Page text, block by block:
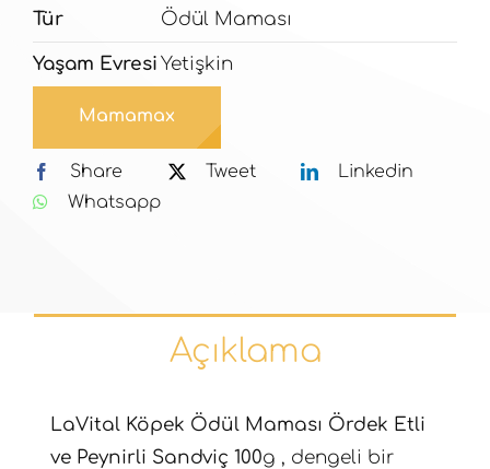
Tür Ödül Maması
Yaşam Evresi Yetişkin
Mamamax
Share Tweet
Linkedin
Whatsapp
Açıklama
LaVital Köpek Ödül Maması Ördek Etli
ve Peynirli Sandviç 100g , dengeli bir